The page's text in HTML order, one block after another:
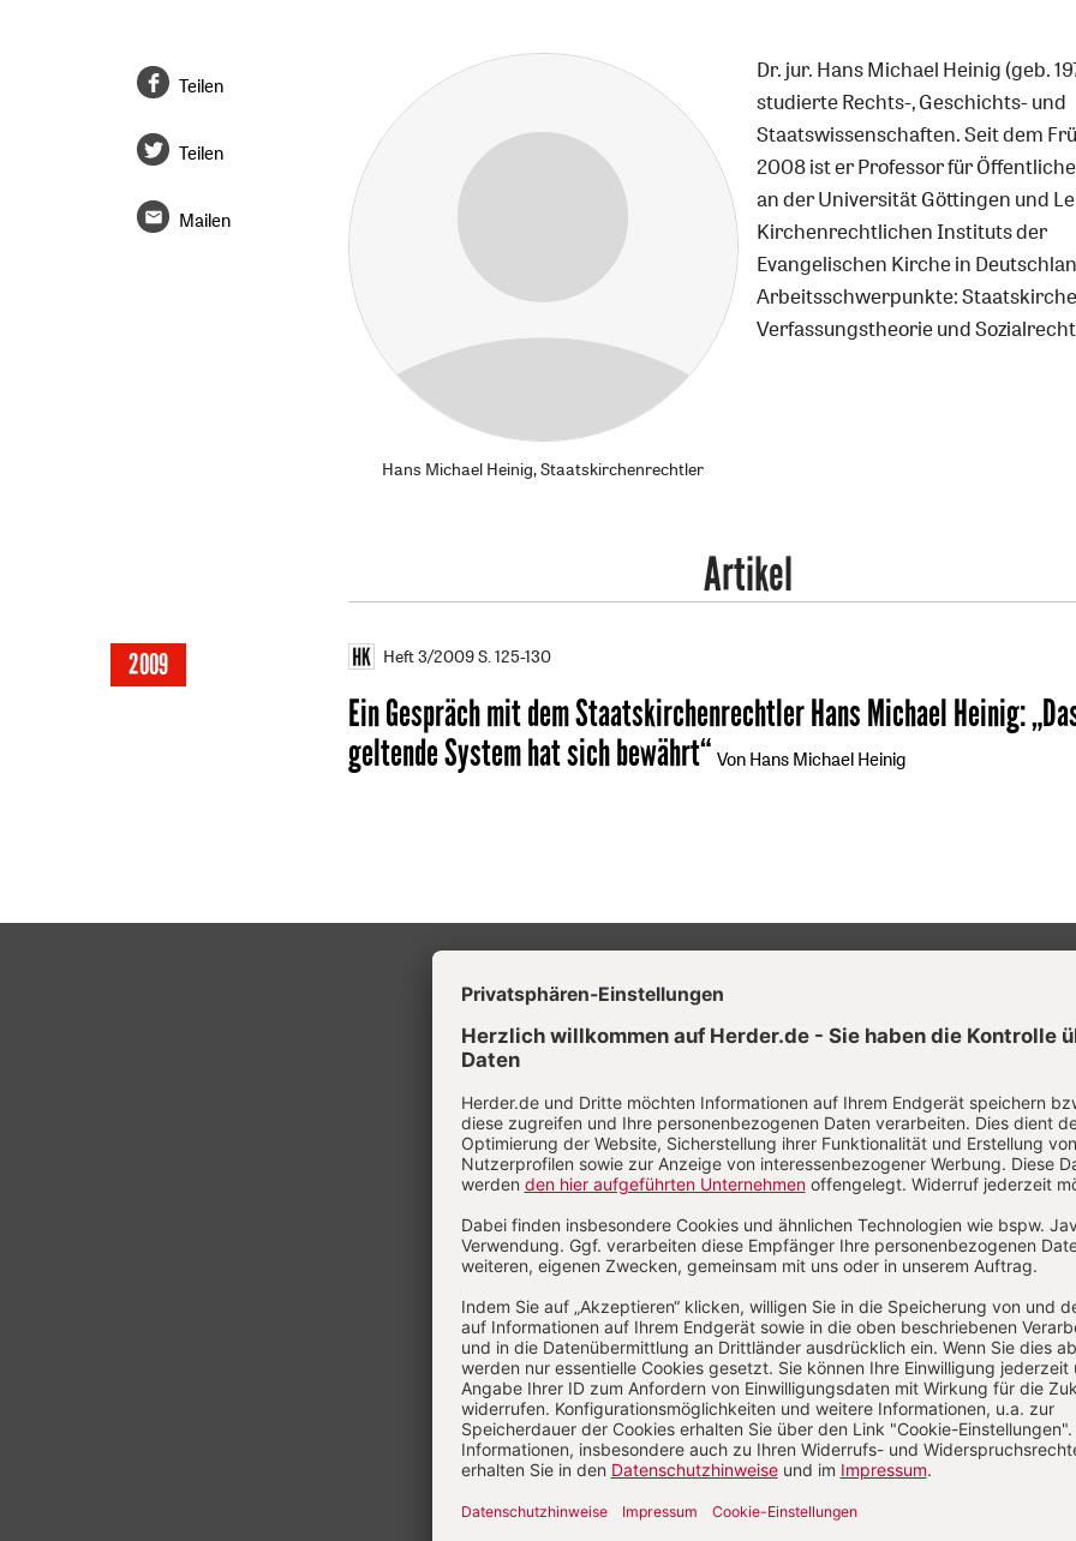
Hans Michael Heinig, Staatskirchenrechtler
Dr. jur. Hans Michael Heinig (geb.
studierte Rechts-, Geschichts- und
Staatswissenschaften. Seit dem
2008 ist er Professor für
an der Universität Göttingen und
Kirchenrechtlichen Instituts der
Evangelischen Kirche in
Arbeitsschwerpunkte:
Verfassungstheorie und
Teilen
Teilen
Mailen
Artikel
2009 Heft 3/2009S. 125-130
Ein Gespräch mit dem Staatskirchenrechtler Hans Michael Heinig:
geltende System hat sich bewährt“ Von Hans Michael Heinig
Aktuelle Hefte
Heft 8/2026 Heft 7/2026 Heft 6/2026